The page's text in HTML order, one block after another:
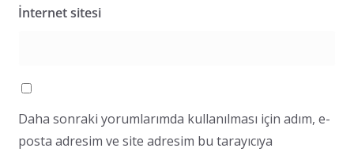
İnternet sitesi
Daha sonraki yorumlarımda kullanılması için adım, e-
posta adresim ve site adresim bu tarayıcıya